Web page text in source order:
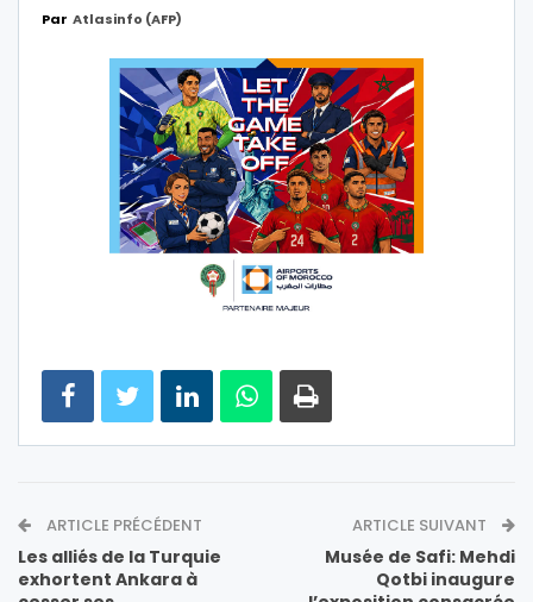
Par Atlasinfo (AFP)
ARTICLE PRÉCÉDENT
Les alliés de la Turquie
exhortent Ankara à
ARTICLE SUIVANT
Musée de Safi: Mehdi
Qotbi inaugure